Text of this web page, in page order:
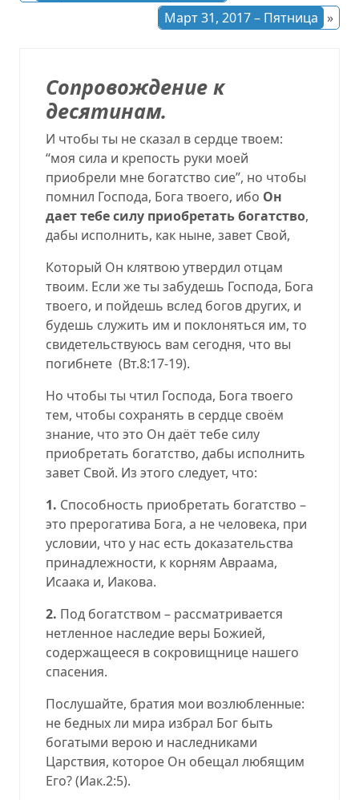
Март 31, 2017 – Пятница »
Сопровождение к
десятинам.
И чтобы ты не сказал в сердце твоем:
“моя сила и крепость руки моей
приобрели мне богатство сие”, но чтобы
помнил Господа, Бога твоего, ибо Он
дает тебе силу приобретать богатство,
дабы исполнить, как ныне, завет Свой,
Который Он клятвою утвердил отцам
твоим. Если же ты забудешь Господа, Бога
твоего, и пойдешь вслед богов других, и
будешь служить им и поклоняться им, то
свидетельствуюсь вам сегодня, что вы
погибнете (Вт.8:17-19).
Но чтобы ты чтил Господа, Бога твоего
тем, чтобы сохранять в сердце своём
знание, что это Он даёт тебе силу
приобретать богатство, дабы исполнить
завет Свой. Из этого следует, что:
1. Способность приобретать богатство –
это прерогатива Бога, а не человека, при
условии, что у нас есть доказательства
принадлежности, к корням Авраама,
Исаака и, Иакова.
2. Под богатством – рассматривается
нетленное наследие веры Божией,
содержащееся в сокровищнице нашего
спасения.
Послушайте, братия мои возлюбленные:
не бедных ли мира избрал Бог быть
богатыми верою и наследниками
Царствия, которое Он обещал любящим
Его? (Иак.2:5).